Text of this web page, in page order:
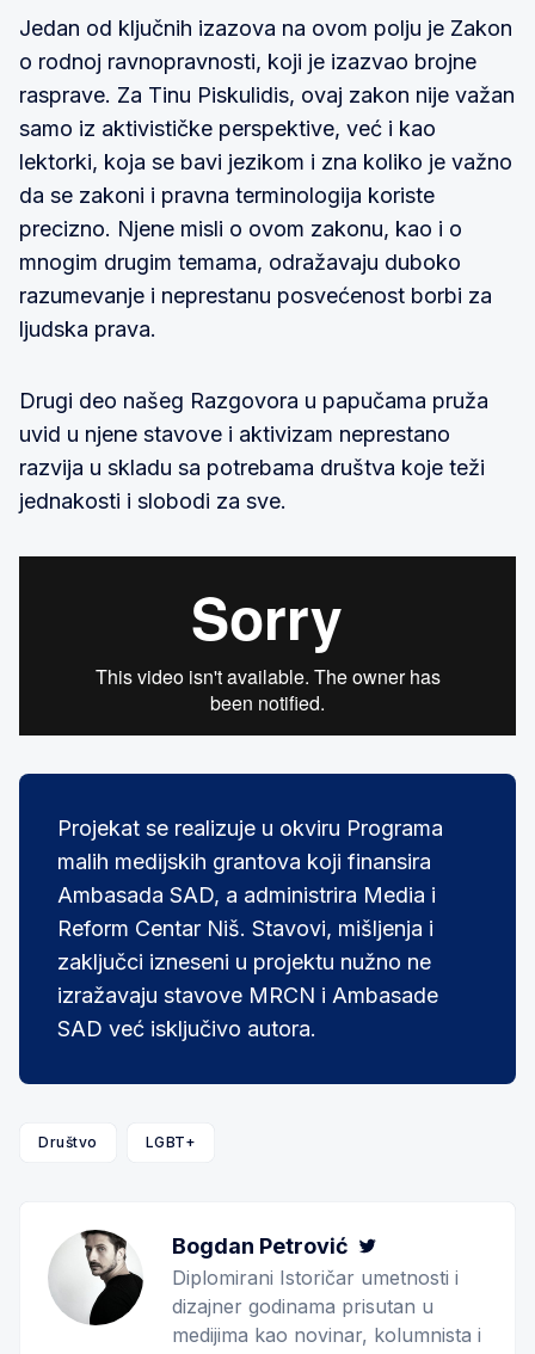
Jedan od ključnih izazova na ovom polju je Zakon
o rodnoj ravnopravnosti, koji je izazvao brojne
rasprave. Za Tinu Piskulidis, ovaj zakon nije važan
samo iz aktivističke perspektive, već i kao
lektorki, koja se bavi jezikom i zna koliko je važno
da se zakoni i pravna terminologija koriste
precizno. Njene misli o ovom zakonu, kao i o
mnogim drugim temama, odražavaju duboko
razumevanje i neprestanu posvećenost borbi za
ljudska prava.
Drugi deo našeg Razgovora u papučama pruža
uvid u njene stavove i aktivizam neprestano
razvija u skladu sa potrebama društva koje teži
jednakosti i slobodi za sve.
Projekat se realizuje u okviru Programa
malih medijskih grantova koji finansira
Ambasada SAD, a administrira Media i
Reform Centar Niš. Stavovi, mišljenja i
zaključci izneseni u projektu nužno ne
izražavaju stavove MRCN i Ambasade
SAD već isključivo autora.
Društvo LGBT+
Bogdan Petrović
Diplomirani Istoričar umetnosti i
dizajner godinama prisutan u
medijima kao novinar, kolumnista i